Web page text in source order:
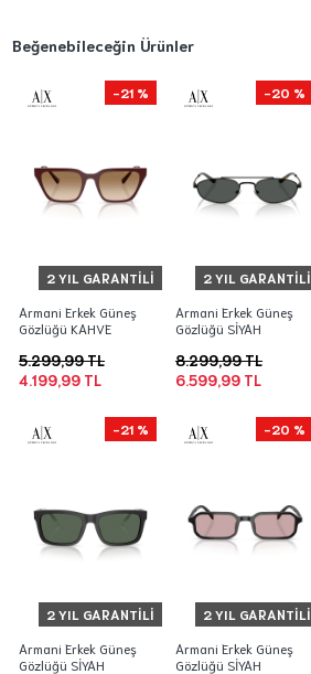
Beğenebileceğin Ürünler
2 YIL GARANTILI
-21 %
Armani Erkek Güneş
Gözlüğü KAHVE
4.199,99 TL
5.299,99 TL
2 YIL GARANTILI
-20 %
Armani Erkek Güneş
Gözlüğü SİYAH
6.599,99 TL
8.299,99 TL
2 YIL GARANTILI
-21 %
Armani Erkek Güneş
Gözlüğü SİYAH
2 YIL GARANTILI
-20 %
Armani Erkek Güneş
Gözlüğü SİYAH